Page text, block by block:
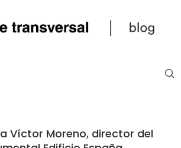
Víctor Moreno, director del